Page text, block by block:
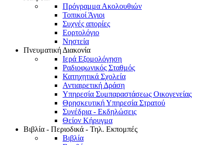
Πρόγραμμα Ακολουθιών
Τοπικοί Άγιοι
Συχνές απορίες
Εορτολόγιο
Νηστεία
Πνευματική Διακονία
Ιερά Εξομολόγηση
Ραδιοφωνικός Σταθμός
Κατηχητικά Σχολεία
Αντιαιρετική Δράση
Υπηρεσία Συμπαραστάσεως Οικογενείας
Θρησκευτική Υπηρεσία Στρατού
Συνέδρια - Εκδηλώσεις
Θείον Κήρυγμα
Βιβλία - Περιοδικά - Τηλ. Εκπομπές
Βιβλία